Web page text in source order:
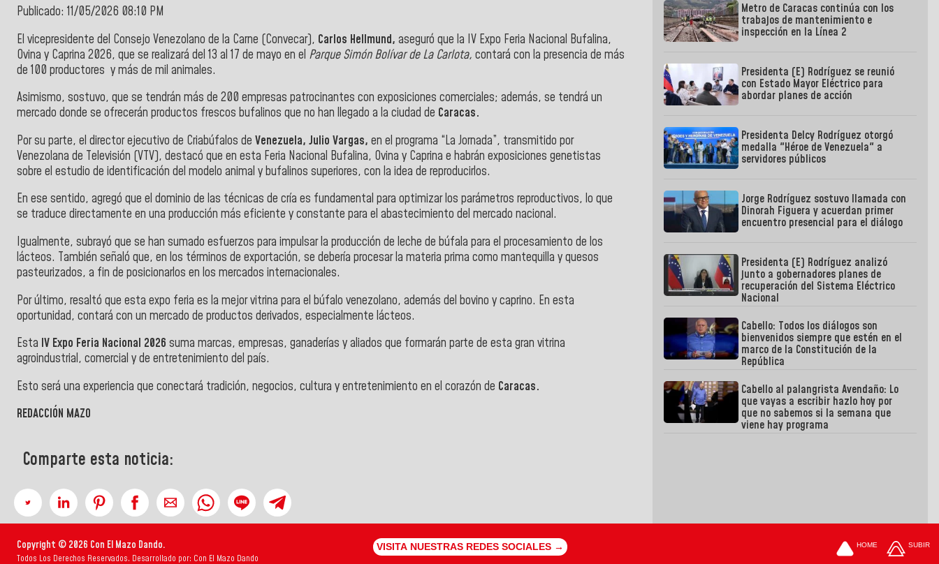
Publicado: 11/05/2026 08:10 PM
El vicepresidente del Consejo Venezolano de la Carne (Convecar), Carlos Hellmund, aseguró que la IV Expo Feria Nacional Bufalina,
Ovina y Caprina 2026, que se realizará del 13 al 17 de mayo en el Parque Simón Bolívar de La Carlota, contará con la presencia de más
de 100 productores y más de mil animales.
Asimismo, sostuvo, que se tendrán más de 200 empresas patrocinantes con exposiciones comerciales; además, se tendrá un
mercado donde se ofrecerán productos frescos bufalinos que no han llegado a la ciudad de Caracas.
Por su parte, el director ejecutivo de Criabúfalos de Venezuela, Julio Vargas, en el programa “La Jornada”, transmitido por
Venezolana de Televisión (VTV), destacó que en esta Feria Nacional Bufalina, Ovina y Caprina e habrán exposiciones genetistas
sobre el estudio de identificación del modelo animal y bufalinos superiores, con la idea de reproducirlos.
En ese sentido, agregó que el dominio de las técnicas de cría es fundamental para optimizar los parámetros reproductivos, lo que
se traduce directamente en una producción más eficiente y constante para el abastecimiento del mercado nacional.
Igualmente, subrayó que se han sumado esfuerzos para impulsar la producción de leche de búfala para el procesamiento de los
lácteos. También señaló que, en los términos de exportación, se debería procesar la materia prima como mantequilla y quesos
pasteurizados, a fin de posicionarlos en los mercados internacionales.
Por último, resaltó que esta expo feria es la mejor vitrina para el búfalo venezolano, además del bovino y caprino. En esta
oportunidad, contará con un mercado de productos derivados, especialmente lácteos.
Esta IV Expo Feria Nacional 2026 suma marcas, empresas, ganaderías y aliados que formarán parte de esta gran vitrina
agroindustrial, comercial y de entretenimiento del país.
Esto será una experiencia que conectará tradición, negocios, cultura y entretenimiento en el corazón de Caracas.
REDACCIÓN MAZO
Comparte esta noticia:
Metro de Caracas continúa con los
trabajos de mantenimiento e
inspección en la Línea 2
Presidenta (E) Rodríguez se reunió
con Estado Mayor Eléctrico para
abordar planes de acción
Presidenta Delcy Rodríguez otorgó
medalla "Héroe de Venezuela" a
servidores públicos
Jorge Rodríguez sostuvo llamada con
Dinorah Figuera y acuerdan primer
encuentro presencial para el diálogo
Presidenta (E) Rodríguez analizó
junto a gobernadores planes de
recuperación del Sistema Eléctrico
Nacional
Cabello: Todos los diálogos son
bienvenidos siempre que estén en el
marco de la Constitución de la
República
Cabello al palangrista Avendaño: Lo
que vayas a escribir hazlo hoy por
que no sabemos si la semana que
viene hay programa
Copyright © 2026 Con El Mazo Dando.
Todos Los Derechos Reservados. Desarrollado por: Con El Mazo Dando
VISITA NUESTRAS REDES SOCIALES → HOME SUBIR